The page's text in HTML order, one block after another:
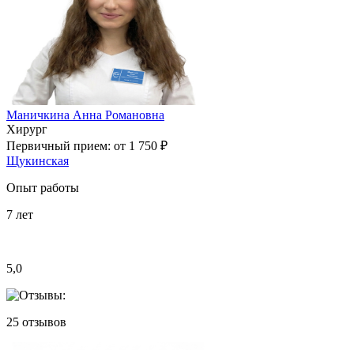
Маничкина Анна Романовна
Хирург
Первичный прием: от 1 750 ₽
Щукинская
Опыт работы
7 лет
5,0
25 отзывов